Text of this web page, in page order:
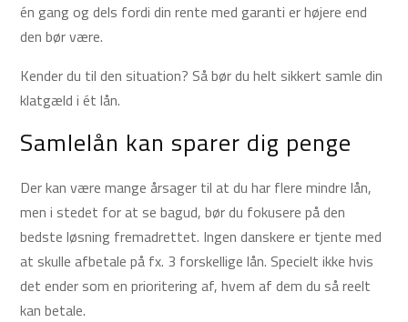
én gang og dels fordi din rente med garanti er højere end
den bør være.
Kender du til den situation? Så bør du helt sikkert samle din
klatgæld i ét lån.
Samlelån kan sparer dig penge
Der kan være mange årsager til at du har flere mindre lån,
men i stedet for at se bagud, bør du fokusere på den
bedste løsning fremadrettet. Ingen danskere er tjente med
at skulle afbetale på fx. 3 forskellige lån. Specielt ikke hvis
det ender som en prioritering af, hvem af dem du så reelt
kan betale.